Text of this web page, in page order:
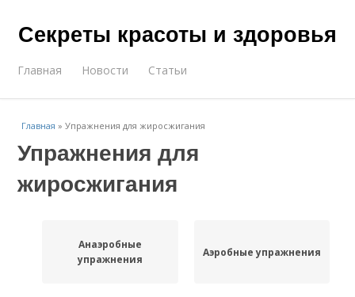
Секреты красоты и здоровья
Главная Новости Статьи
Главная »Упражнения для жиросжигания
Упражнения для
жиросжигания
Анаэробные
упражнения
Аэробные упражнения